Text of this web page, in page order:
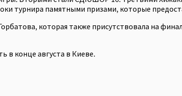
турнира памятными призами, которые
которая также присутствовала на
в конце августа в Киеве.